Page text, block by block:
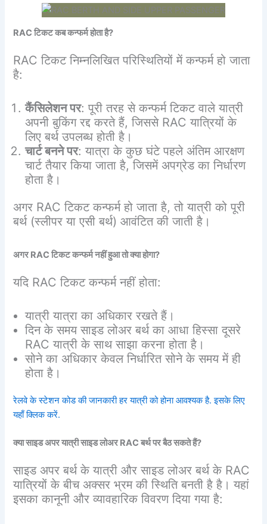
RACटिकटकबकन्फर्महोताहै?
RAC टिकट निम्नलिखित परिस्थितियों में कन्फर्म हो जाता
है:
कैंसिलेशन पर: पूरी तरह से कन्फर्म टिकट वाले यात्री
अपनी बुकिंग रद्द करते हैं, जिससे RAC यात्रियों के
लिए बर्थ उपलब्ध होती है।
चार्ट बनने पर: यात्रा के कुछ घंटे पहले अंतिम आरक्षण
चार्ट तैयार किया जाता है, जिसमें अपग्रेड का निर्धारण
होता है।
अगर RAC टिकट कन्फर्म हो जाता है, तो यात्री को पूरी
बर्थ (स्लीपर या एसी बर्थ) आवंटित की जाती है।
अगरRACटिकटकन्फर्मनहींहुआतोक्याहोगा?
यदि RAC टिकट कन्फर्म नहीं होता:
यात्री यात्रा का अधिकार रखते हैं।
दिन के समय साइड लोअर बर्थ का आधा हिस्सा दूसरे
RAC यात्री के साथ साझा करना होता है।
सोने का अधिकार केवल निर्धारित सोने के समय में ही
होता है।
रेलवे के स्टेशन कोड की जानकारी हर यात्री को होना आवश्यक है. इसके लिए
यहाँ क्लिक करें.
क्यासाइडअपरयात्रीसाइडलोअरRACबर्थपरबैठसकतेहैं?
साइड अपर बर्थ के यात्री और साइड लोअर बर्थ के RAC
यात्रियों के बीच अक्सर भ्रम की स्थिति बनती है है। यहां
इसका कानूनी और व्यावहारिक विवरण दिया गया है: